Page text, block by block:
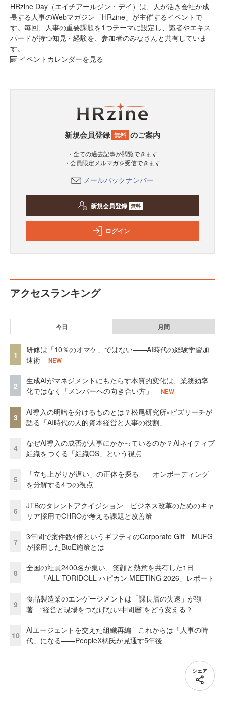
シェア
HRzine Day（エイチアールジン・デイ）は、人が活き会社が成
長する人事のWebマガジン「HRzine」が主催するイベントで
す。毎回、人事の重要課題を1つテーマに設定し、識者やエキス
パードが持つ知見・経験を、参加者のみなさんと共有していま
す。
イベントカレンダーを見る
新規会員登録 無料 のご案内
・全ての過去記事が閲覧できます
・会員限定メルマガを受信できます
メールバックナンバー
新規会員登録 無料
ログイン
アクセスランキング
今日 月間
1
研修は「10％のオマケ」ではない——AI時代の経験学習加
速術
NEW
2
生成AIがマネジメントにもたらす本質的変化は、業務効率
化ではなく「メンバーへの向き合い方」
NEW
3
AI導入の明暗を分けるものとは？松尾研究所×ビズリーチが
語る「AI時代の人的資本経営と人事の役割」
4
なぜAI導入の成否が人事にかかっているのか？AIネイティブ
組織をつくる「組織OS」という視点
5
「立ち上がりが遅い」の正体を探る——オンボーディング
を分解する4つの視点
6
JTBのタレントアクイジション ビジネス改革のためのキャ
リア採用でCHROが考える課題と改善策
7
3年間で案件数4倍というギフティのCorporate Gift MUFG
が採用したBtoE施策とは
8
全国の社員2400名が集い、笑顔と熱意を共有した1日
――「ALL TORIDOLL ハピカン MEETING 2026」レポート
9
食品製造業のエンゲージメントは「課長層の失速」が顕
著 “経営と現場をつなげない中間層”をどう変える？
10
AIエージェントを交えた組織再編 これからは「人事の時
代」になる——PeopleX橘氏が見通す5年後